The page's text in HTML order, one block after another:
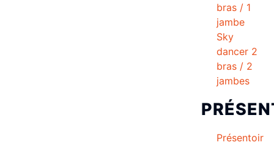
bras / 1
jambe
Sky
dancer 2
bras / 2
jambes
Présentoir